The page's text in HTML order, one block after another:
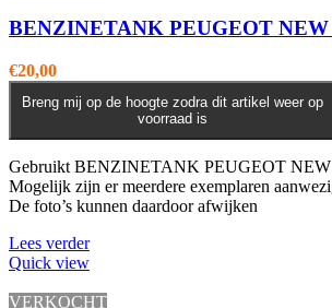
BENZINETANK PEUGEOT
€20,00
Breng mij op de hoogte zodra dit artikel weer op
voorraad is
Gebruikt BENZINETANK PEUGEOT
Mogelijk zijn er meerdere exemplaren
De foto’s kunnen daardoor afwijken
Lees verder
Quick view
VERKOCHT